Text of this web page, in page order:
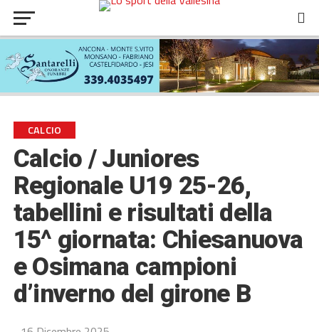
CALCIO
Calcio / Juniores
Regionale U19 25-26,
tabellini e risultati della
15^ giornata: Chiesanuova
e Osimana campioni
d’inverno del girone B